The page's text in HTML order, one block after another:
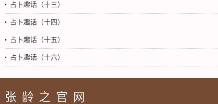
占卜趣话（十三）
占卜趣话（十四）
占卜趣话（十五）
占卜趣话（十六）
张龄之官网